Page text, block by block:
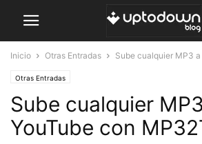
Inicio Otras Entradas Sube cualquier MP3
Otras Entradas
Sube cualquier
YouTube con